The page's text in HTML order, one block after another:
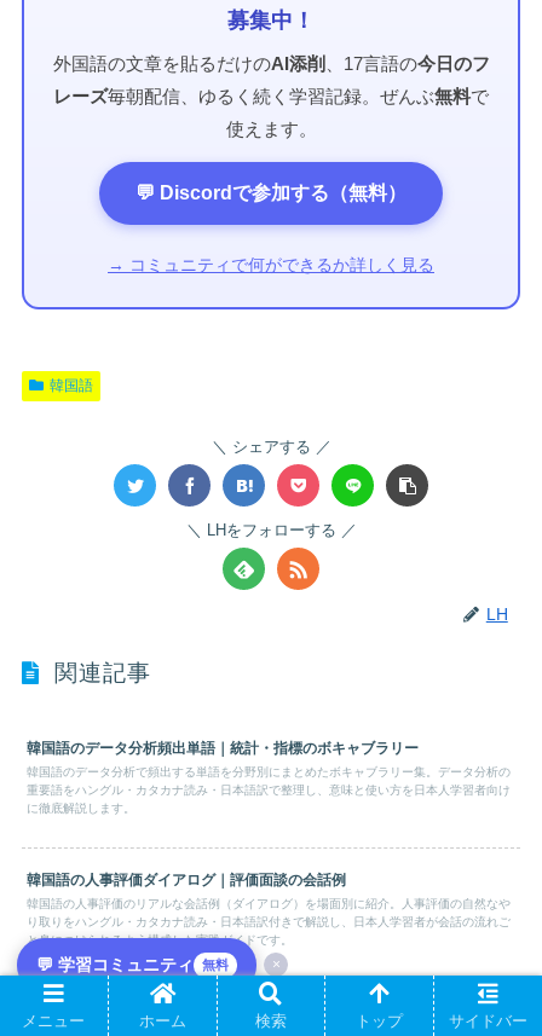
募集中！
外国語の文章を貼るだけのAI添削 、17言語の今日のフ
レーズ毎朝配信、ゆるく続く学習記録。ぜんぶ無料で
使えます。
💬 Discordで参加する（無料）
→ コミュニティで何ができるか詳しく見る
💬 学習コミュニティ 無料 ×
韓国語
シェアする
LHをフォローする
LH
関連記事
韓国語のデータ分析頻出単語｜統計・指標のボキャブラリー
韓国語のデータ分析で頻出する単語を分野別にまとめたボキャブラリー集。データ分析の
重要語をハングル・カタカナ読み・日本語訳で整理し、意味と使い方を日本人学習者向け
に徹底解説します。
韓国語の人事評価ダイアログ｜評価面談の会話例
韓国語の人事評価のリアルな会話例（ダイアログ）を場面別に紹介。人事評価の自然なや
り取りをハングル・カタカナ読み・日本語訳付きで解説し、日本人学習者が会話の流れご
と身につけられるよう構成した実践ガイドです。
韓国語の秘密保持契約書（NDA）・契約書レビュー依頼メール
メニュー ホーム 検索 トップ サイドバー